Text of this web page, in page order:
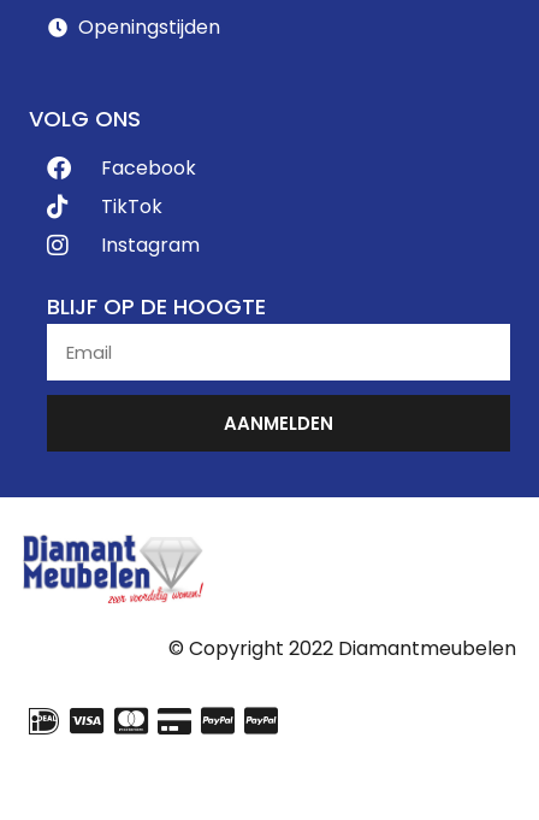
Openingstijden
VOLG ONS
Facebook
TikTok
Instagram
BLIJF OP DE HOOGTE
AANMELDEN
© Copyright 2022 Diamantmeubelen